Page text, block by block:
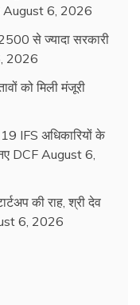
August 6, 2026
से ज्यादा सरकारी
2026
को मिली मंजूरी
IFS अधिकारियों के
DCF August 6,
की राह, श्री देव
6, 2026